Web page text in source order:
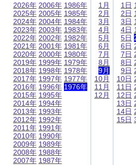
2026年
2025年
2024年
2023年
2022年
2021年
2020年
2019年
2018年
2017年
2016年
2015年
2014年
2013年
2012年
2011年
2010年
2009年
2008年
2007年
2006年
2005年
2004年
2003年
2002年
2001年
2000年
1999年
1998年
1997年
1996年
1995年
1994年
1993年
1992年
1991年
1990年
1989年
1988年
1987年
1986年
1985年
1984年
1983年
1982年
1981年
1980年
1979年
1978年
1977年
1976年
1月
2月
3月
4月
5月
6月
7月
8月
9月
10月
11月
12月
1日
2日
3日
4日
5日
6日
7日
8日
9日
10日
11日
12日
13日
14日
15日